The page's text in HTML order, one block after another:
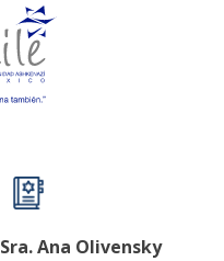
Sra. Ana Olivensky